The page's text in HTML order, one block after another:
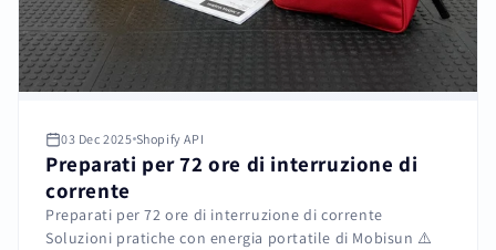
03 Dec 2025 Shopify API
Preparati per 72 ore di interruzione di
corrente
Preparati per 72 ore di interruzione di corrente
Soluzioni pratiche con energia portatile di Mobisun ⚠️